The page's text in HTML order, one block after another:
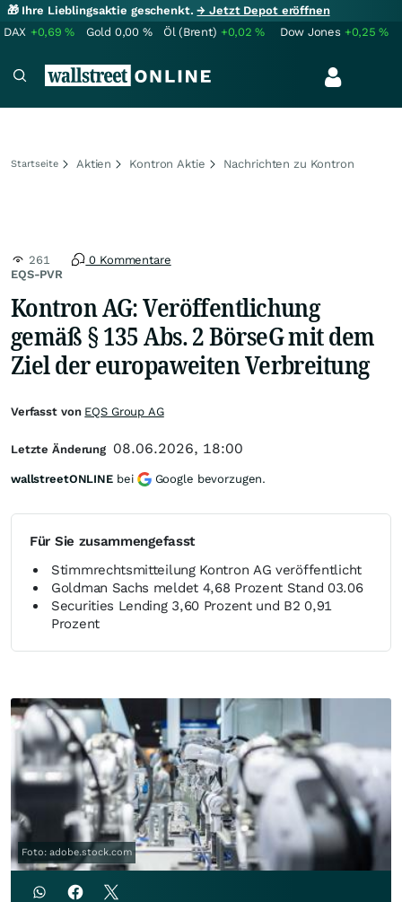
🎁 Ihre Lieblingsaktie geschenkt.→ Jetzt Depot eröffnen
DAX +0,69% Gold 0,00 % Öl (Brent) +0,02% Dow Jones +0,25%
Startseite Aktien Kontron Aktie Nachrichten zu Kontron
EQS-PVR
261 0 Kommentare
Kontron AG: Veröffentlichung
gemäß § 135 Abs. 2 BörseG mit dem
Ziel der europaweiten Verbreitung
Für Sie zusammengefasst
Stimmrechtsmitteilung Kontron AG veröffentlicht
Goldman Sachs meldet 4,68 Prozent Stand 03.06
Securities Lending 3,60 Prozent und B2 0,91
Prozent
Foto: adobe.stock.com
Verfasst von EQS Group AG
Letzte Änderung 08.06.2026, 18:00
wallstreetONLINE bei Google bevorzugen.